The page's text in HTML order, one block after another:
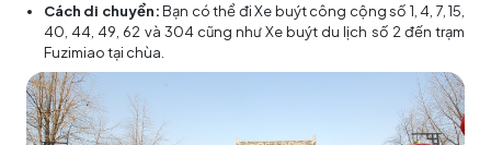
Cách di chuyển:Bạn có thể đi Xe buýt công cộng số 1, 4, 7, 15,
40, 44, 49, 62 và 304 cũng như Xe buýt du lịch số 2 đến trạm
Fuzimiao tại chùa.